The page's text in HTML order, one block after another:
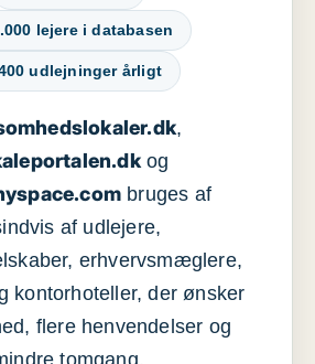
lejere i databasen
udlejninger årligt
,
og
bruges af
af udlejere,
erhvervsmæglere,
kontorhoteller, der ønsker
flere henvendelser og